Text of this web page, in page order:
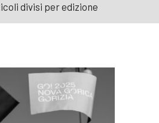
divisi per edizione